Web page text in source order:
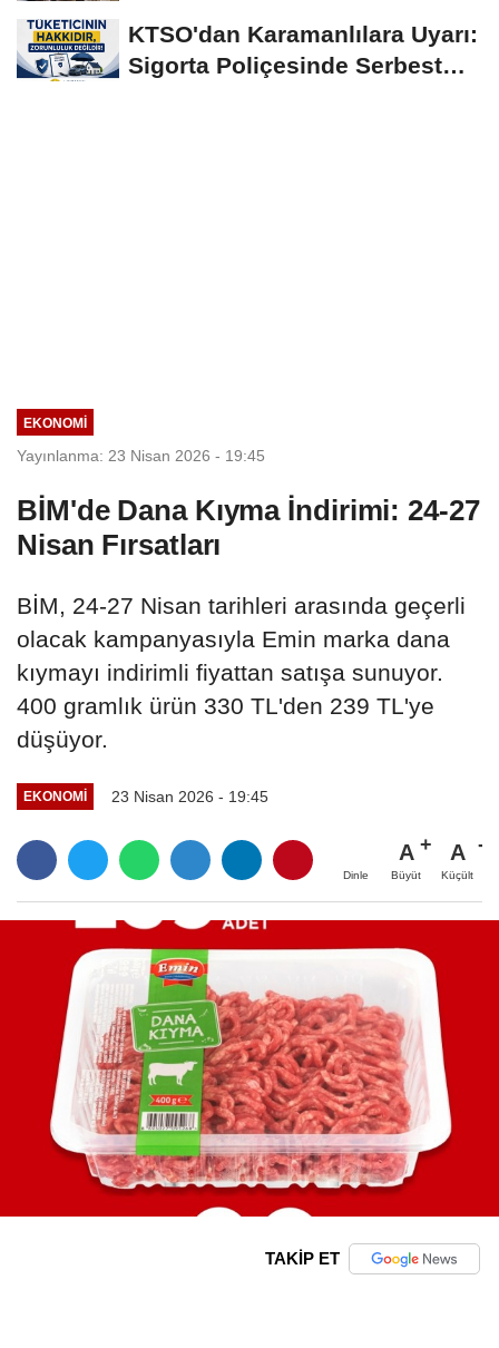
KTSO'dan Karamanlılara Uyarı:
Sigorta Poliçesinde Serbest
EKONOMI
Yayınlanma: 23 Nisan 2026 - 19:45
BİM'de Dana Kıyma İndirimi: 24-27
Nisan Fırsatları
BİM, 24-27 Nisan tarihleri arasında geçerli
olacak kampanyasıyla Emin marka dana
kıymayı indirimli fiyattan satışa sunuyor.
400 gramlık ürün 330 TL'den 239 TL'ye
düşüyor.
EKONOMI 23 Nisan 2026 - 19:45
Dinle
A
Büyüt
A
Küçült
TAKİP ET